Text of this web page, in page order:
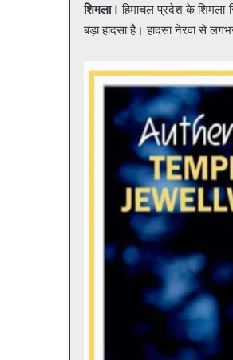
शिमला। हिमाचल प्रदेश के शिमला
बड़ा हादसा है। हादसा नेरवा से